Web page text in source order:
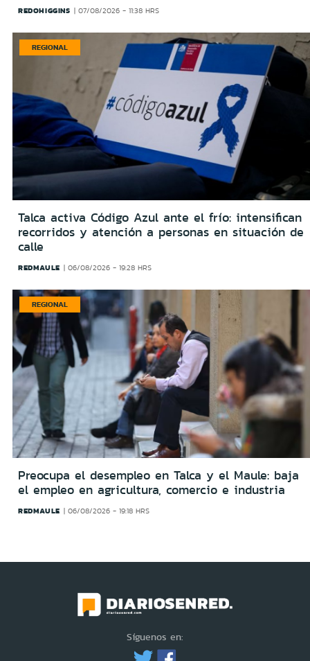
REDOHIGGINS 07/08/2026 - 11:38 HRS
REGIONAL
Talca activa Código Azul ante el frío: intensifican
recorridos y atención a personas en situación de
calle
REDMAULE 06/08/2026 - 19:28 HRS
REGIONAL
Preocupa el desempleo en Talca y el Maule: baja
el empleo en agricultura, comercio e industria
REDMAULE 06/08/2026 - 19:18 HRS
Síguenos en: